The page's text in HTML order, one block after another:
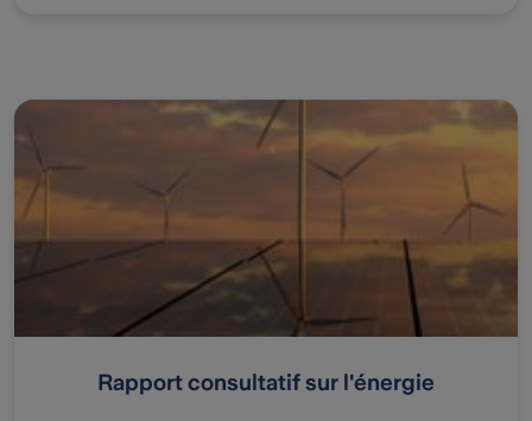
Rapport consultatif sur l'énergie